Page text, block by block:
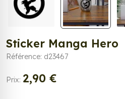
Sticker Manga Hero
Référence: d23467
Prix: 2,90 €